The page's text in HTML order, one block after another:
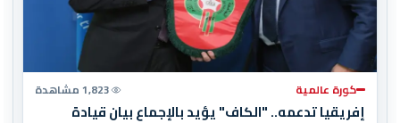
كورة عالمية 1,823 مشاهدة
إفريقيا تدعمه.. "الكاف" يؤيد بالإجماع بيان قيادة